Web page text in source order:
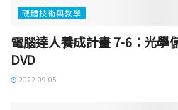
硬體技術與教學
電腦達人養成計畫 7-6：光學
DVD
2022-09-05